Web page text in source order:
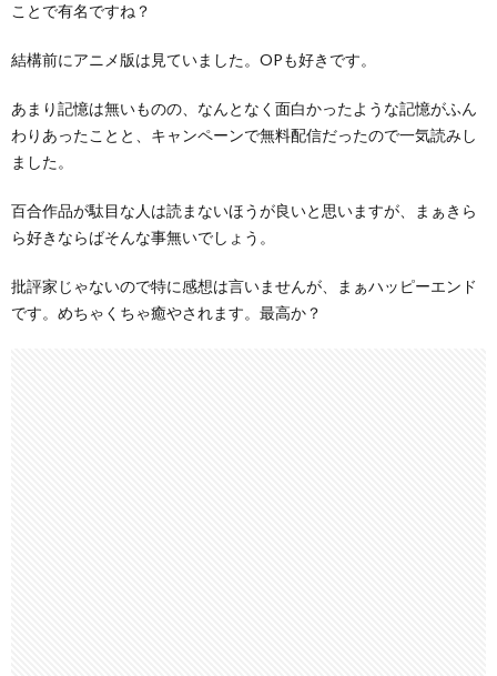
ことで有名ですね？
結構前にアニメ版は見ていました。OPも好きです。
あまり記憶は無いものの、なんとなく面白かったような記憶がふん
わりあったことと、キャンペーンで無料配信だったので一気読みし
ました。
百合作品が駄目な人は読まないほうが良いと思いますが、まぁきら
ら好きならばそんな事無いでしょう。
批評家じゃないので特に感想は言いませんが、まぁハッピーエンド
です。めちゃくちゃ癒やされます。最高か？